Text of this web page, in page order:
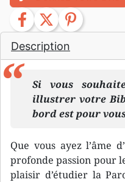
Description
Si vous
illustrer votre
bordest pour
Que vous ayez l’âme
profonde passion pour
plaisir d’étudier la
facebook twitter pinterest